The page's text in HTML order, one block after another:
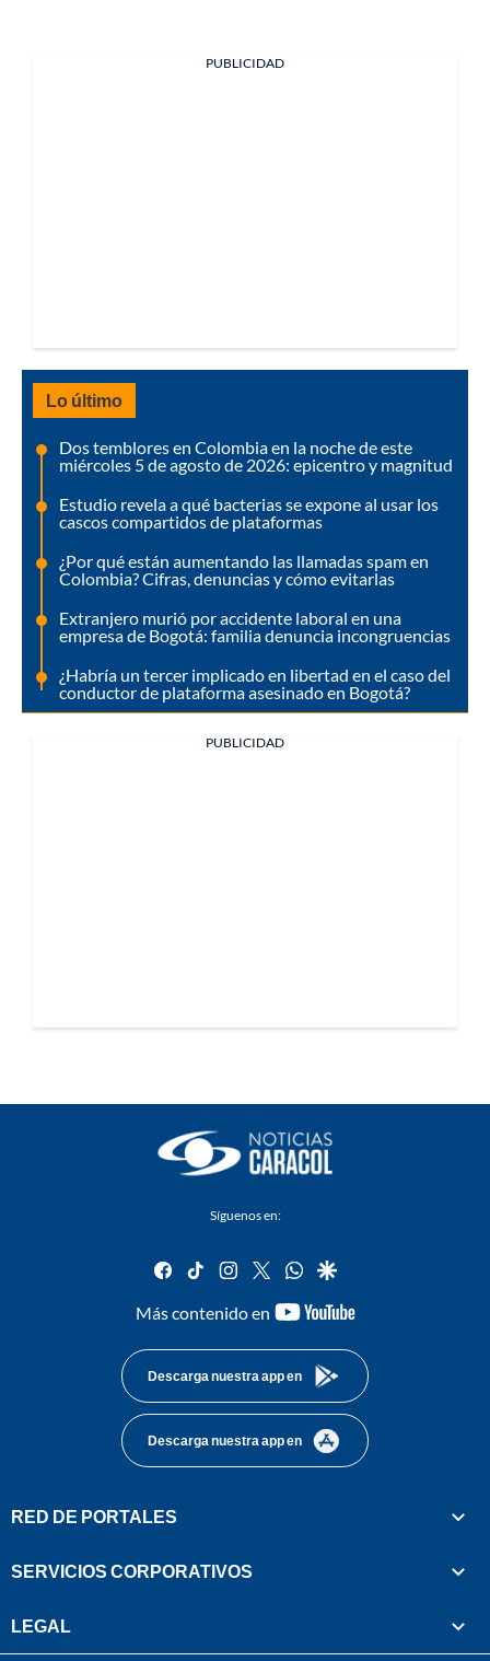
PUBLICIDAD
Lo último
Dos temblores en Colombia en la noche de este
miércoles 5 de agosto de 2026: epicentro y magnitud
Estudio revela a qué bacterias se expone al usar los
cascos compartidos de plataformas
¿Por qué están aumentando las llamadas spam en
Colombia? Cifras, denuncias y cómo evitarlas
Extranjero murió por accidente laboral en una
empresa de Bogotá: familia denuncia incongruencias
¿Habría un tercer implicado en libertad en el caso del
conductor de plataforma asesinado en Bogotá?
PUBLICIDAD
Síguenos en:
facebook
tiktok instagram
twitterwhatsapp
google
Más contenido en
youtube-
Descarga nuestra app en
Descarga nuestra app en
RED DE PORTALES
SERVICIOS CORPORATIVOS
LEGAL